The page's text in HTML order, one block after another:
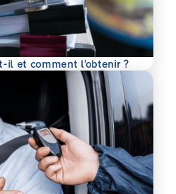
il et comment l’obtenir ?